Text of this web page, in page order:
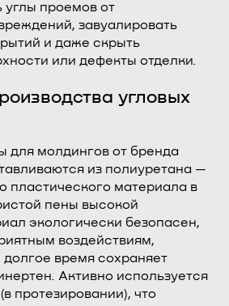
углы проемов от
завуалировать
и даже скрыть
или дефекты отделки.
угловых
для молдингов от бренда
из полиуретана —
пластического материала в
пены высокой
экологически безопасен,
воздействиям,
долгое время сохраняет
Активно используется
протезировании), что